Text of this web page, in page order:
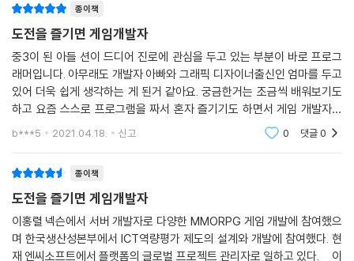
게임개발자가 되는 방법을 알려주세요.
“학교에서 게임을 전공하고 입사하는 경우도 있긴 해요. 하지만 게임 학과
비전공자의 비율이 높아요. 채용 과정을 봐도 전공은 물론 학력도 보지 않
는 경우가 많기 때문에 자신이 게임 개발사에서 근무하기 위해 필요한 지
식과 실력을 준비하는 게 필요한 거죠. 물론 IT 관련된 학과 예를 들어, 컴
퓨터공학과를 전공하면 좀 더 유리한 것은 사실이에요. 그러나 그런 전공
을 이수하지 않아서 개발자가 될 수 없는 것은 절대 아니라는 거죠. 다시 말
예요.“
독학으로도 가능한가요?
“충분히 가능해요. 실제 개발자 중에는 독학으로 준비한 분들도 아주 많아
요. 저도 독학으로 공부했어요. 저 같은 경우는 대학원에서 논문을 쓸 때 도
종이책
도전을 즐기면 게임개발자
중3이 된 아들 션이 드디어 진로에 관심을 두고 있는 부분이 바로 프로그
래머입니다. 아무래도 개발자 아빠와 그래픽 디자이너출신인 엄마를 두고
있어 더욱 쉽게 생각하는 게 된거 같아요. 궁금한거는 조금씩 배워보기도
하고 요즘 스스로 프로그램을 짜서 혼자 즐기기도 하면서 게임 개발자가
되고 싶다는 꿈은 쭉 이어질거 같더라구요. ＜도전을 즐기면 게임개발자
b***5 2021.04.18. 신고 0 댓글0
종이책
도전을 즐기면 게임개발자
이홍렬 넥슨에서 서버 개발자로 다양한 MMORPG 게임 개발에 참여했으
며 한국생산성본부에서 ICT역량평가 제도의 설계와 개발에 참여했다. 현
재 엔씨소프트에서 플랫폼의 글로벌 프로젝트 관리자로 일하고 있다. 이